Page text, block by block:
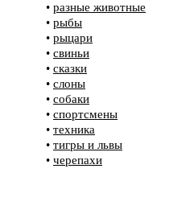
• разные животные
• рыбы
• рыцари
• свиньи
• сказки
• слоны
• собаки
• спортсмены
• техника
• тигры и львы
• черепахи